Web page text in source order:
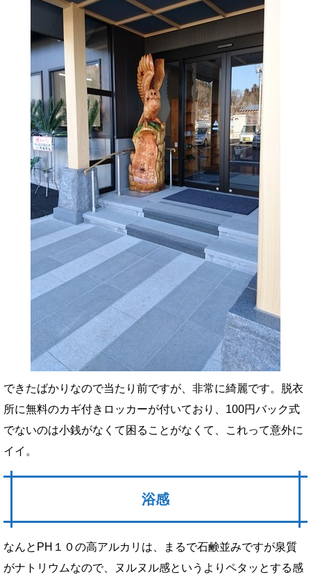
できたばかりなので当たり前ですが、非常に綺麗です。脱衣
所に無料のカギ付きロッカーが付いており、100円バック式
でないのは小銭がなくて困ることがなくて、これって意外に
イイ。
浴感
なんとPH１０の高アルカリは、まるで石鹸並みですが泉質
がナトリウムなので、ヌルヌル感というよりペタッとする感